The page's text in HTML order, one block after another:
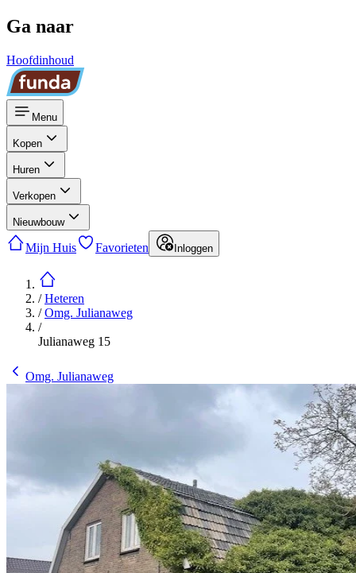
Ga naar
Hoofdinhoud
Menu
Kopen
Huren
Verkopen
Nieuwbouw
Mijn Huis Favorieten Inloggen
/Heteren
/Omg. Julianaweg
/
Julianaweg 15
Omg. Julianaweg